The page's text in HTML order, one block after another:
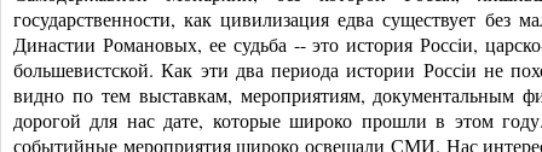
государственности, как цивилизация едва существует без
Династии Романовых, ее судьба -- это история Россiи,
большевистской. Как эти два периода истории Россiи не
видно по тем выставкам, мероприятиям, документальным
дорогой для нас дате, которые широко прошли в этом
событийные мероприятия широко освещали СМИ. Нас